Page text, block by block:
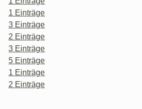
1 Einträge
3 Einträge
2 Einträge
3 Einträge
5 Einträge
1 Einträge
2 Einträge